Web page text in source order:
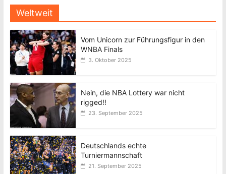
Weltweit
Vom Unicorn zur Führungsfigur in den
WNBA Finals
3. Oktober 2025
Nein, die NBA Lottery war nicht
rigged!!
23. September 2025
Deutschlands echte
Turniermannschaft
21. September 2025